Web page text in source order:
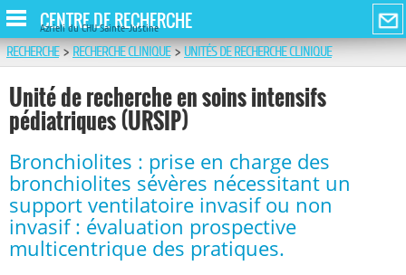
CENTRE DE RECHERCHE
Azrieli du CHU Sainte-Justine
RECHERCHE>RECHERCHE CLINIQUE>UNITÉS DE RECHERCHE CLINIQUE
Unité de recherche en soins intensifs
pédiatriques (URSIP)
Bronchiolites : prise en charge des
bronchiolites sévères nécessitant un
support ventilatoire invasif ou non
invasif : évaluation prospective
multicentrique des pratiques.